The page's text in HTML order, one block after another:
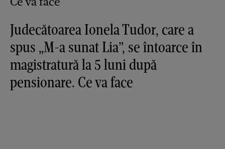
Judecătoarea Ionela Tudor, care a
spus „M-a sunat Lia”, se întoarce în
magistratură la 5 luni după
pensionare. Ce va face